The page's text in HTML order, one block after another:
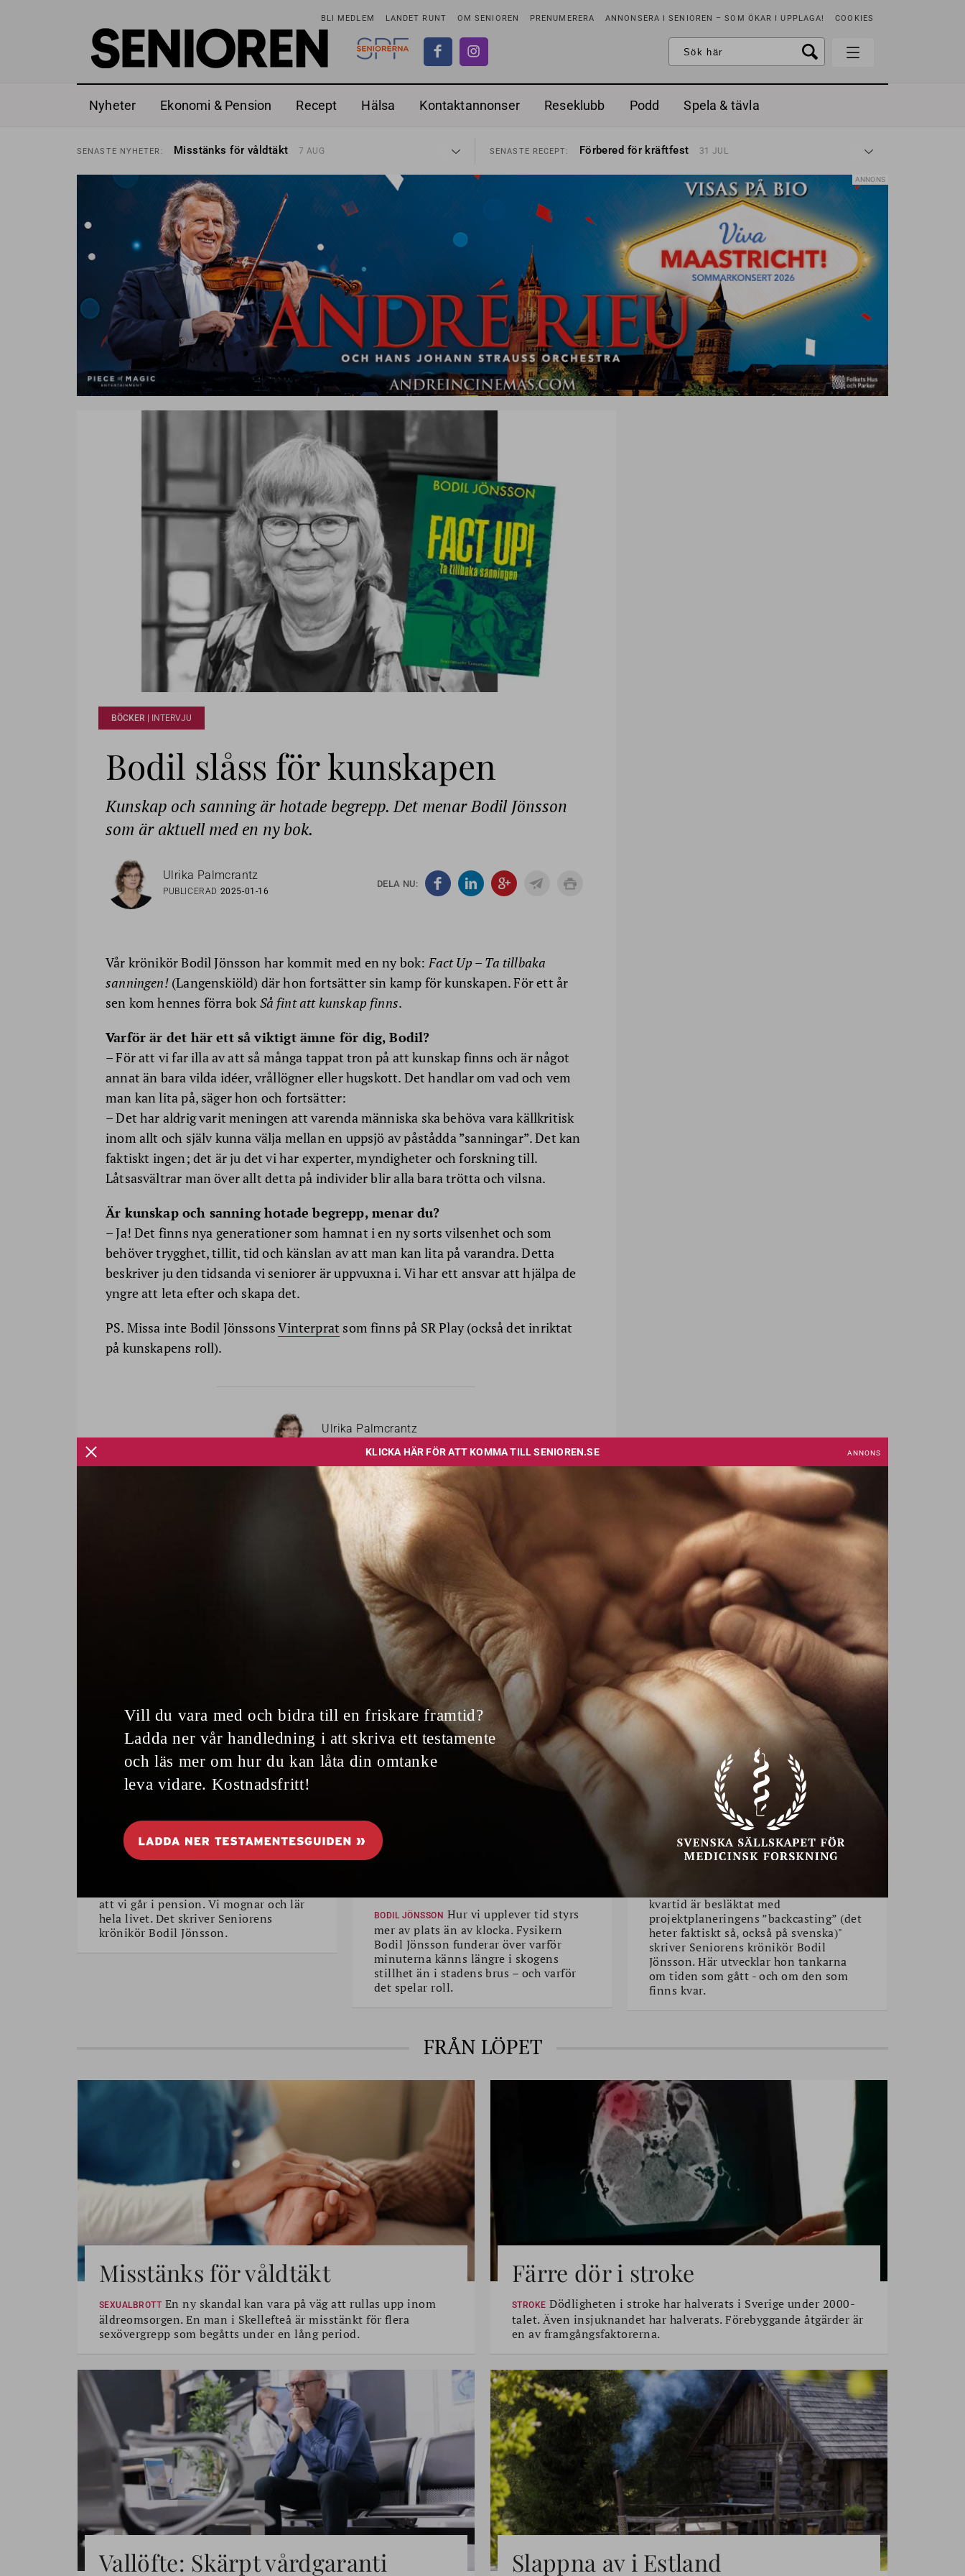
BLI MEDLEM LANDET RUNT OM SENIOREN PRENUMERERA ANNONSERA I SENIOREN – SOM ÖKAR I UPPLAGA! COOKIES
Nyheter Ekonomi & Pension Recept Hälsa Kontaktannonser Reseklubb Podd Spela & tävla
SENASTE NYHETER: Misstänks för våldtäkt 7 AUG
SENASTENYHETER: Kravet: Nu måste 65-årsgränsen bort 30 JUL
SENASTENYHETER: Dom öppnar för rätt till garantipension 30 JUL
Snart kan telefonförsäljning förbjudas i Sverige
NYHETER: Hyror rusar ifrån äldres bostadstillägg
SENASTE NYHETER: Liten höjning av garantipensionen
SENASTE NYHETER: Misstänks för våldtäkt
SENASTE RECEPT: Förbered för kräftfest 31 JUL
SENASTE RECEPT: Sommarmat på stora fat 3 JUL
Timjankokta jordgubbar med vaniljglass 18 JUN
Mycket smak med örter 13 JUN
SENASTE RECEPT: Mums med munsbitar 3 MAJ
SENASTE RECEPT: Ranchdipp med gräddfil, dill och persilja 2 MAJ
Förbered för kräftfest 31 JUL
ANNONS
BÖCKER | INTERVJU
Bodil slåss för kunskapen
Kunskap och sanning är hotade begrepp. Det menar Bodil Jönsson
som är aktuell med en ny bok.
Ulrika Palmcrantz
PUBLICERAD 2025-01-16
DELA NU:
Vår krönikör Bodil Jönsson har kommit med en ny bok:Fact Up – Ta tillbaka
sanningen!(Langenskiöld) där hon fortsätter sin kamp för kunskapen. För ett år
sen kom hennes förra bokSå fint att kunskap finns.
Varför är det här ett så viktigt ämne för dig, Bodil?
– För att vi far illa av att så många tappat tron på att kunskap finns och är något
annat än bara vilda idéer, vrållögner eller hugskott. Det handlar om vad och vem
man kan lita på, säger hon och fortsätter:
– Det har aldrig varit meningen att varenda människa ska behöva vara källkritisk
inom allt och själv kunna välja mellan en uppsjö av påstådda ”sanningar”. Det kan
faktiskt ingen; det är ju det vi har experter, myndigheter och forskning till.
Låtsasvältrar man över allt detta på individer blir alla bara trötta och vilsna.
Är kunskap och sanning hotade begrepp, menar du?
– Ja! Det finns nya generationer som hamnat i en ny sorts vilsenhet och som
behöver trygghet, tillit, tid och känslan av att man kan lita på varandra. Detta
beskriver ju den tidsanda vi seniorer är uppvuxna i. Vi har ett ansvar att hjälpa de
yngre att leta efter och skapa det.
PS. Missa inte Bodil JönssonsVinterprat som finns på SR Play (också det inriktat
på kunskapens roll).
Ulrika Palmcrantz
2025-01-16
LÄS OCKSÅ
Vi lever för att bli
gamla
att vi går i pension. Vi mognar och lär
hela livet. Det skriver Seniorens
krönikör Bodil Jönsson.
Är tiden
långsammare på
BODIL JÖNSSON Hur vi upplever tid styrs
mer av plats än av klocka. Fysikern
Bodil Jönsson funderar över varför
minuterna känns längre i skogens
stillhet än i stadens brus – och varför
det spelar roll.
Ta hand om din
kvartid
kvartid är besläktat med
projektplaneringens ”backcasting” (det
heter faktiskt så, också på svenska)"
skriver Seniorens krönikör Bodil
Jönsson. Här utvecklar hon tankarna
om tiden som gått - och om den som
finns kvar.
FRÅN LÖPET
Misstänks för våldtäkt
SEXUALBROTT En ny skandal kan vara på väg att rullas upp inom
äldreomsorgen. En man i Skellefteå är misstänkt för flera
sexövergrepp som begåtts under en lång period.
Färre dör i stroke
STROKE Dödligheten i stroke har halverats i Sverige under 2000-
talet. Även insjuknandet har halverats. Förebyggande åtgärder är
en av framgångsfaktorerna.
Vallöfte: Skärpt vårdgaranti Slappna av i Estland